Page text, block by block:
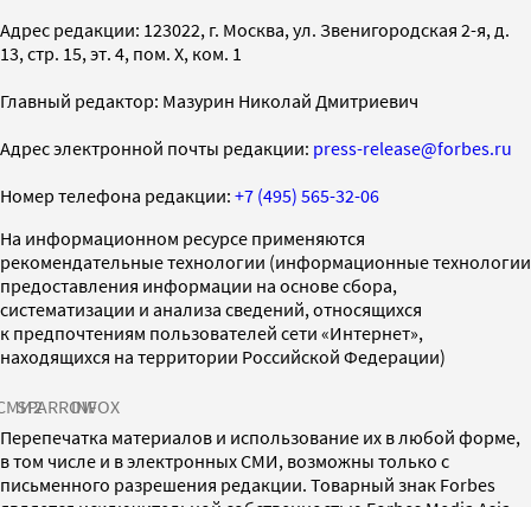
Адрес редакции: 123022, г. Москва, ул. Звенигородская 2-я, д.
13, стр. 15, эт. 4, пом. X, ком. 1
Главный редактор: Мазурин Николай Дмитриевич
Адрес электронной почты редакции: press-release@forbes.ru
Номер телефона редакции: +7 (495) 565-32-06
На информационном ресурсе применяются
рекомендательные технологии (информационные технологии
предоставления информации на основе сбора,
систематизации и анализа сведений, относящихся
к предпочтениям пользователей сети «Интернет»,
находящихся на территории Российской Федерации)
SPARROWINFOX
Перепечатка материалов и использование их в любой форме,
в том числе и в электронных СМИ, возможны только с
письменного разрешения редакции. Товарный знак Forbes